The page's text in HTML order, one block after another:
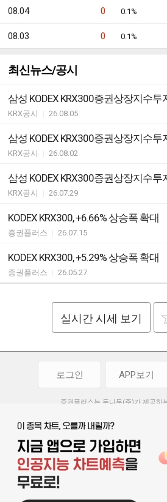
08.04 0 0.1%
08.03 0 0.1%
최신뉴스/공시
KRX공시 26.08.05
KRX공시 26.08.02
KRX공시 26.07.29
KODEX KRX300, +6.66% 상승폭 확대
증권플러스 26.07.15
KODEX KRX300, +5.29% 상승폭 확대
증권플러스 26.05.27
실시간 시세 보기
로그인 APP보기
증권플러스는 두나무(주)가 제공하
투자 참고사항이며, 정보 제공 과정에서 오류나
두나무(주)는 제공된 정보에 의한 투자 결과
부담하지 않습니다. 본 서비스에서 제공되는 정
이용약관 | 청소년보호정책 개
기사배열 기본방침 | 고객센터 |
서울특별시 서초구 강남대로
사업자 등록번호